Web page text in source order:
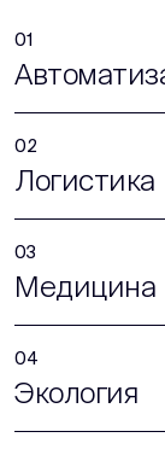
Логистика
Медицина
Экология